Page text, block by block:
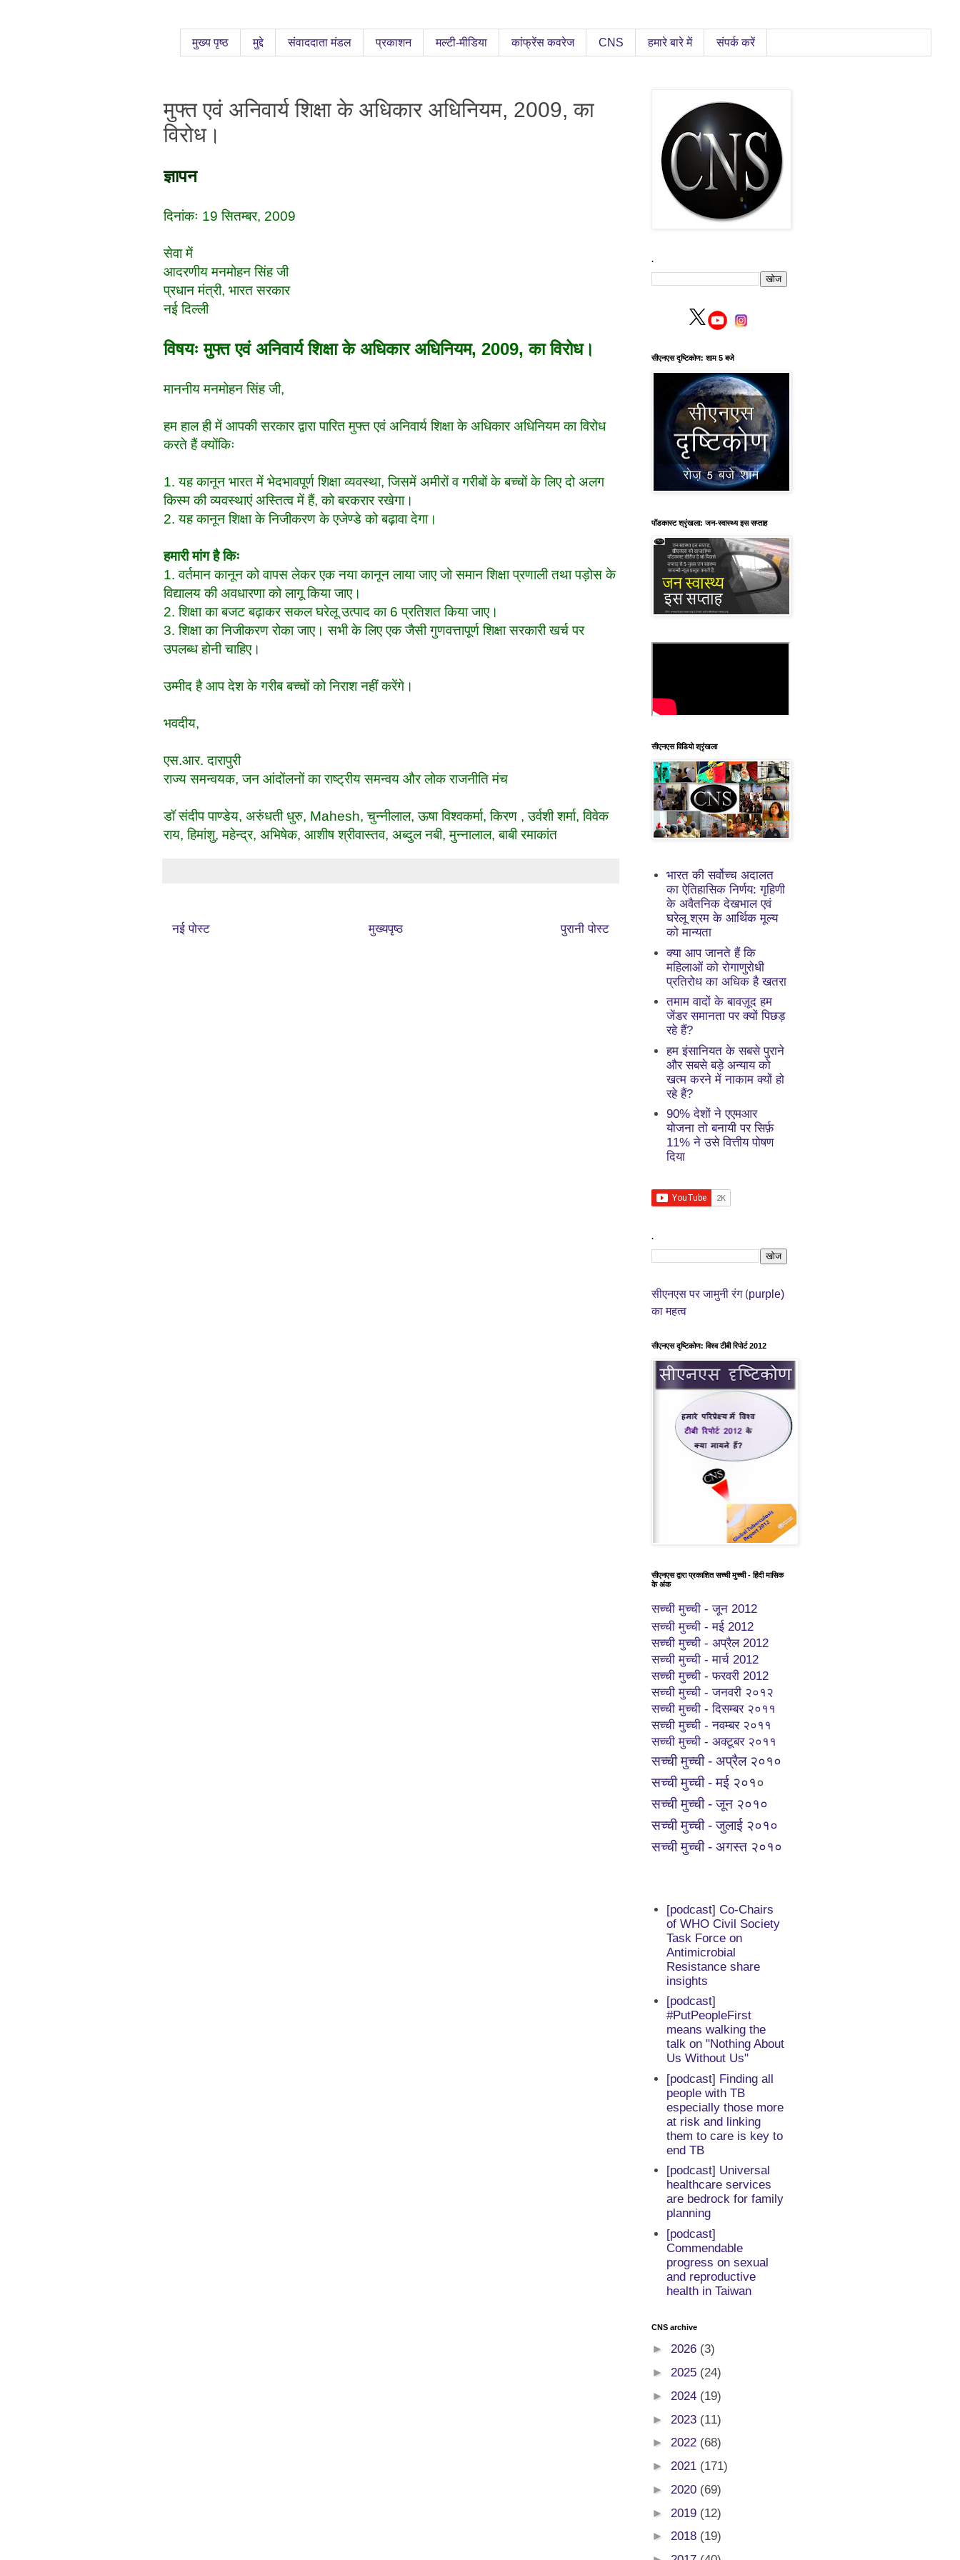
मुख्य पृष्ठ मुद्दे संवाददाता मंडल प्रकाशन मल्टी-मीडिया कांफ्रेंस कवरेज CNS हमारे बारे में संपर्क करें
मुफ्त एवं अनिवार्य शिक्षा के अधिकार अधिनियम, 2009, का
विरोध।
ज्ञापन
दिनांकः 19 सितम्बर, 2009
सेवा में
आदरणीय मनमोहन सिंह जी
प्रधान मंत्री, भारत सरकार
नई दिल्ली
विषयः मुफ्त एवं अनिवार्य शिक्षा के अधिकार अधिनियम, 2009, का विरोध।
माननीय मनमोहन सिंह जी,
हम हाल ही में आपकी सरकार द्वारा पारित मुफ्त एवं अनिवार्य शिक्षा के अधिकार अधिनियम का विरोध
करते हैं क्योंकिः
1. यह कानून भारत में भेदभावपूर्ण शिक्षा व्यवस्था, जिसमें अमीरों व गरीबों के बच्चों के लिए दो अलग
किस्म की व्यवस्थाएं अस्तित्व में हैं, को बरकरार रखेगा।
2. यह कानून शिक्षा के निजीकरण के एजेण्डे को बढ़ावा देगा।
हमारी मांग है किः
1. वर्तमान कानून को वापस लेकर एक नया कानून लाया जाए जो समान शिक्षा प्रणाली तथा पड़ोस के
विद्यालय की अवधारणा को लागू किया जाए।
2. शिक्षा का बजट बढ़ाकर सकल घरेलू उत्पाद का 6 प्रतिशत किया जाए।
3. शिक्षा का निजीकरण रोका जाए। सभी के लिए एक जैसी गुणवत्तापूर्ण शिक्षा सरकारी खर्च पर
उपलब्ध होनी चाहिए।
उम्मीद है आप देश के गरीब बच्चों को निराश नहीं करेंगे।
भवदीय,
एस.आर. दारापुरी
राज्य समन्वयक, जन आंदोंलनों का राष्ट्रीय समन्वय और लोक राजनीति मंच
डॉ संदीप पाण्डेय, अरुंधती धुरु, Mahesh,चुन्नीलाल, ऊषा विश्वकर्मा, किरण , उर्वशी शर्मा, विवेक
राय, हिमांशु,महेन्द्र, अभिषेक, आशीष श्रीवास्तव, अब्दुल नबी, मुन्नालाल,बाबी रमाकांत
नई पोस्ट पुरानी पोस्ट
मुख्यपृष्ठ
.
सीएनएस दृष्टिकोण: शाम 5 बजे
पॉडकास्ट श्रृंखला: जन-स्वास्थ्य इस सप्ताह
सीएनएस विडियो श्रृंखला
भारत की सर्वोच्च अदालत
का ऐतिहासिक निर्णय: गृहिणी
के अवैतनिक देखभाल एवं
घरेलू श्रम के आर्थिक मूल्य
को मान्यता
क्या आप जानते हैं कि
महिलाओं को रोगाणुरोधी
प्रतिरोध का अधिक है खतरा
तमाम वादों के बावज़ूद हम
जेंडर समानता पर क्यों पिछड़
रहे हैं?
हम इंसानियत के सबसे पुराने
और सबसे बड़े अन्याय को
खत्म करने में नाकाम क्यों हो
रहे हैं?
90% देशों ने एएमआर
योजना तो बनायी पर सिर्फ़
11% ने उसे वित्तीय पोषण
दिया
.
सीएनएस पर जामुनी रंग (purple)
का महत्व
सीएनएस दृष्टिकोण: विश्व टीबी रिपोर्ट 2012
सीएनएस द्वारा प्रकाशित सच्ची मुच्ची - हिंदी मासिक
के अंक
सच्ची मुच्ची - जून 2012
सच्ची मुच्ची - मई 2012
सच्ची मुच्ची - अप्रैल 2012
सच्ची मुच्ची - मार्च 2012
सच्ची मुच्ची - फरवरी 2012
सच्ची मुच्ची - जनवरी २०१२
सच्ची मुच्ची - दिसम्बर २०११
सच्ची मुच्ची - नवम्बर २०११
सच्ची मुच्ची - अक्टूबर २०११
सच्ची मुच्ची - अप्रैल २०१०
सच्ची मुच्ची - मई २०१०
सच्ची मुच्ची - जून २०१०
सच्ची मुच्ची - जुलाई २०१०
सच्ची मुच्ची - अगस्त २०१०
[podcast] Co-Chairs
of WHO Civil Society
Task Force on
Antimicrobial
Resistance share
insights
[podcast]
#PutPeopleFirst
means walking the
talk on "Nothing About
Us Without Us"
[podcast] Finding all
people with TB
especially those more
at risk and linking
them to care is key to
end TB
[podcast] Universal
healthcare services
are bedrock for family
planning
[podcast]
Commendable
progress on sexual
and reproductive
health in Taiwan
CNS archive
► 2026 (3)
► 2025 (24)
► 2024 (19)
► 2023 (11)
► 2022 (68)
► 2021 (171)
► 2020 (69)
► 2019 (12)
► 2018 (19)